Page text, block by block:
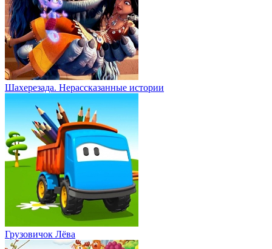
Шахерезада. Нерассказанные истории
Грузовичок Лёва